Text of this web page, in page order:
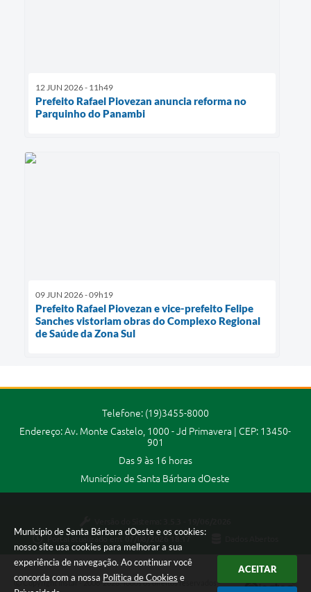
Município de Santa Bárbara dOeste e os cookies:
nosso site usa cookies para melhorar a sua
experiência de navegação. Ao continuar você
concorda com a nossa Política de Cookies e
ACEITAR
12 JUN 2026 - 11h49
Prefeito Rafael Piovezan anuncia reforma no
Parquinho do Panambi
09 JUN 2026 - 09h19
Prefeito Rafael Piovezan e vice-prefeito Felipe
Sanches vistoriam obras do Complexo Regional
de Saúde da Zona Sul
Telefone: (19)3455-8000
Endereço: Av. Monte Castelo, 1000 - Jd Primavera | CEP: 13450-
901
Das 9 às 16 horas
Município de Santa Bárbara dOeste
Copyright Instar - 2006-2026. Todos os direitos reservados -